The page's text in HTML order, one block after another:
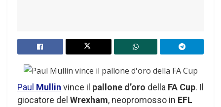
Paul Mullin vince il pallone d’oro della FA Cup. Il
giocatore del Wrexham, neopromosso in EFL